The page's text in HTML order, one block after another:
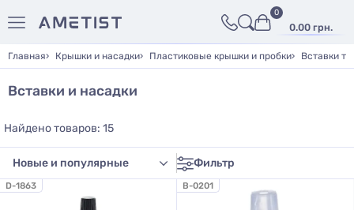
0.00 грн.
0
Главная Крышки и насадки Пластиковые крышки и пробки Вставки
Вставки и насадки
Найдено товаров: 15
Фильтр
D-1863 B-0201